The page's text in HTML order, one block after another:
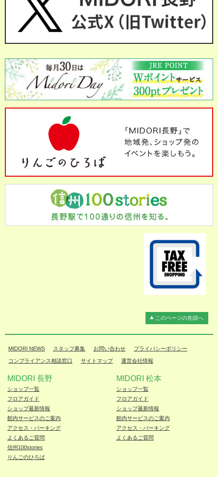
このページの先頭へ
MIDORI NEWS スタッフ募集 お問い合わせ プライバシーポリシー
コンプライアンス相談窓口 サイトマップ 運営会社情報
MIDORI 長野
ショップ一覧
フロアガイド
ショップ最新情報
館内サービスのご案内
アクセス・パーキング
よくあるご質問
信州100stories
りんごのひろば
MIDORI 松本
ショップ一覧
フロアガイド
ショップ最新情報
館内サービスのご案内
アクセス・パーキング
よくあるご質問